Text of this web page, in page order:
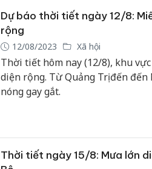
Dự báo thời tiết ngày 12/8:
rộng
12/08/2023 Xã hội
Thời tiết hôm nay (12/8), khu
diện rộng. Từ Quảng Trị đến
nóng gay gắt.
Thời tiết ngày 15/8: Mưa lớn